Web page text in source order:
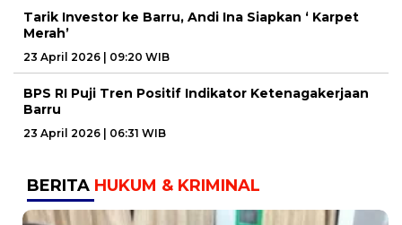
Tarik Investor ke Barru, Andi Ina Siapkan ‘ Karpet
Merah’
23 April 2026 | 09:20 WIB
BPS RI Puji Tren Positif Indikator Ketenagakerjaan
Barru
23 April 2026 | 06:31 WIB
BERITA HUKUM & KRIMINAL